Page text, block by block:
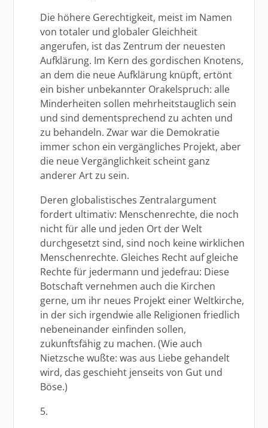
Die höhere Gerechtigkeit, meist im Namen
von totaler und globaler Gleichheit
angerufen, ist das Zentrum der neuesten
Aufklärung. Im Kern des gordischen Knotens,
an dem die neue Aufklärung knüpft, ertönt
ein bisher unbekannter Orakelspruch: alle
Minderheiten sollen mehrheitstauglich sein
und sind dementsprechend zu achten und
zu behandeln. Zwar war die Demokratie
immer schon ein vergängliches Projekt, aber
die neue Vergänglichkeit scheint ganz
anderer Art zu sein.
Deren globalistisches Zentralargument
fordert ultimativ: Menschenrechte, die noch
nicht für alle und jeden Ort der Welt
durchgesetzt sind, sind noch keine wirklichen
Menschenrechte. Gleiches Recht auf gleiche
Rechte für jedermann und jedefrau: Diese
Botschaft vernehmen auch die Kirchen
gerne, um ihr neues Projekt einer Weltkirche,
in der sich irgendwie alle Religionen friedlich
nebeneinander einfinden sollen,
zukunftsfähig zu machen. (Wie auch
Nietzsche wußte: was aus Liebe gehandelt
wird, das geschieht jenseits von Gut und
Böse.)
5.